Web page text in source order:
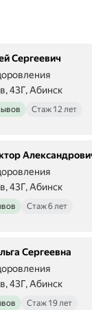
Сергеевич
43Г, Абинск
отзывовСтаж 12 лет
43Г, Абинск
отзывовСтаж 6 лет
Сергеевна
43Г, Абинск
отзывовСтаж 19 лет